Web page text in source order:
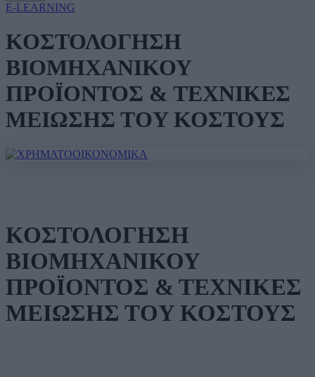
E-LEARNING
ΚΟΣΤΟΛΟΓΗΣΗ
ΒΙΟΜΗΧΑΝΙΚΟΥ
ΠΡΟΪΟΝΤΟΣ & ΤΕΧΝΙΚΕΣ
ΜΕΙΩΣΗΣ ΤOY ΚΟΣΤΟΥΣ
ΚΟΣΤΟΛΟΓΗΣΗ
ΒΙΟΜΗΧΑΝΙΚΟΥ
ΠΡΟΪΟΝΤΟΣ & ΤΕΧΝΙΚΕΣ
ΜΕΙΩΣΗΣ ΤOY ΚΟΣΤΟΥΣ